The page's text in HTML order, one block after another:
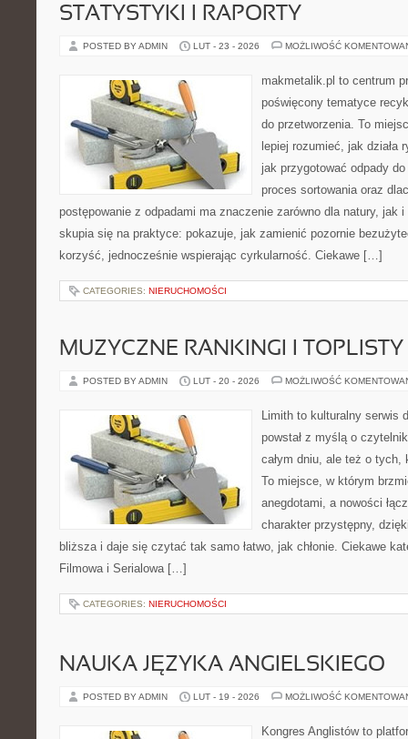
STATYSTYKI I RAPORTY
POSTED BY ADMIN LUT - 23 - 2026 MOŻLIWOŚĆ
makmetalik.pl to centrum
poświęcony tematyce
do przetworzenia. To
lepiej rozumieć, jak działa
jak przygotować odpady
proces sortowania oraz
postępowanie z odpadami ma znaczenie zarówno dla natury, jak i
skupia się na praktyce: pokazuje, jak zamienić pozornie
korzyść, jednocześnie wspierając cyrkularność. Ciekawe […]
CATEGORIES: NIERUCHOMOŚCI
MUZYCZNE RANKINGI I TOPLISTY
POSTED BY ADMIN LUT - 20 - 2026 MOŻLIWOŚĆ
Limith to kulturalny serwis
powstał z myślą o
całym dniu, ale też o
To miejsce, w którym
anegdotami, a nowości
charakter przystępny,
bliższa i daje się czytać tak samo łatwo, jak chłonie. Ciekawe
Filmowa i Serialowa […]
CATEGORIES: NIERUCHOMOŚCI
NAUKA JĘZYKA ANGIELSKIEGO
POSTED BY ADMIN LUT - 19 - 2026 MOŻLIWOŚĆ
Kongres Anglistów to